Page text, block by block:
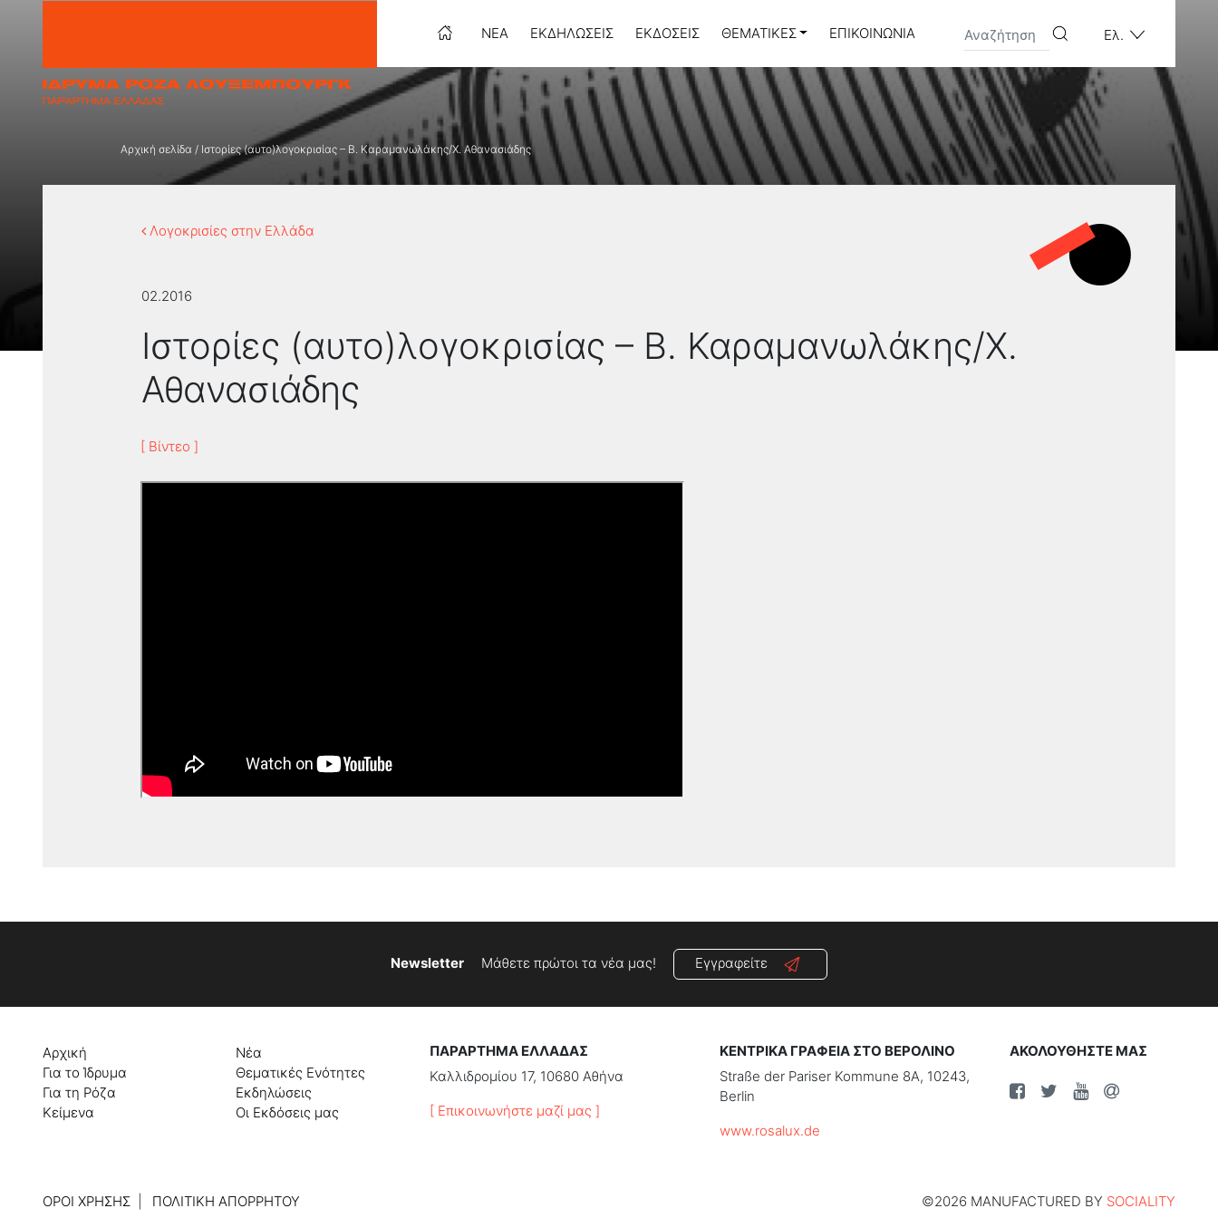
ΝΈΑ
ΕΚΔΗΛΏΣΕΙΣ ΕΚΔΌΣΕΙΣ ΘΕΜΑΤΙΚΈΣ ΕΠΙΚΟΙΝΩΝΊΑ Ελ.
Αρχική σελίδα / Ιστορίες (αυτο)λογοκρισίας – Β. Καραμανωλάκης/Χ. Αθανασιάδης
Λογοκρισίες στην Ελλάδα
02.2016
Ιστορίες (αυτο)λογοκρισίας – Β. Καραμανωλάκης/Χ.
Αθανασιάδης
[ Βίντεο ]
Newsletter Μάθετε πρώτοι τα νέα μας! Εγγραφείτε
Αρχική
Για το Ίδρυμα
Για τη Ρόζα
Κείμενα
Νέα
Θεματικές Ενότητες
Εκδηλώσεις
Οι Εκδόσεις μας
ΠΑΡΑΡΤΗΜΑ ΕΛΛΑΔΑΣ
Καλλιδρομίου 17, 10680 Αθήνα
[ Επικοινωνήστε μαζί μας ]
ΚΕΝΤΡΙΚΑ ΓΡΑΦΕΙΑ ΣΤΟ ΒΕΡΟΛΙΝΟ
Straße der Pariser Kommune 8A, 10243,
Berlin
www.rosalux.de
ΑΚΟΛΟΥΘΗΣΤΕ ΜΑΣ
ΌΡΟΙ ΧΡΉΣΗΣ ΠΟΛΙΤΙΚΉ ΑΠΟΡΡΉΤΟΥ ©2026 MANUFACTURED BY SOCIALITY